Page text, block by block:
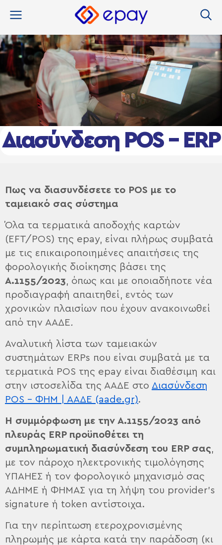
περιεχόμενο
Διασύνδεση POS – ERP
Πως να διασυνδέσετε το POS με το
ταμειακό σας σύστημα
Όλα τα τερματικά αποδοχής καρτών
(EFT/POS) της epay, είναι πλήρως συμβατά
με τις επικαιροποιημένες απαιτήσεις της
φορολογικής διοίκησης βάσει της
Α.1155/2023 , όπως και με οποιαδήποτε νέα
προδιαγραφή απαιτηθεί, εντός των
χρονικών πλαισίων που έχουν ανακοινωθεί
από την ΑΑΔΕ.
Αναλυτική λίστα των ταμειακών
συστημάτων ERPs που είναι συμβατά με τα
τερματικά POS της epay είναι διαθέσιμη και
στην ιστοσελίδα της ΑΑΔΕ στο Διασύνδεση
POS – ΦΗΜ | ΑΑΔΕ (aade.gr).
Η συμμόρφωση με την Α.1155/2023 από
πλευράς ERP προϋποθέτει τη
συμπληρωματική διασύνδεση του ERP σας
με τον πάροχο ηλεκτρονικής τιμολόγησης
ΥΠΑΗΕΣ ή τον φορολογικό μηχανισμό σας
ΑΔΗΜΕ ή ΦΗΜΑΣ για τη λήψη του provider’s
signature ή token αντίστοιχα.
Για την περίπτωση ετεροχρονισμένης
πληρωμής με κάρτα κατά την παράδοση (κι